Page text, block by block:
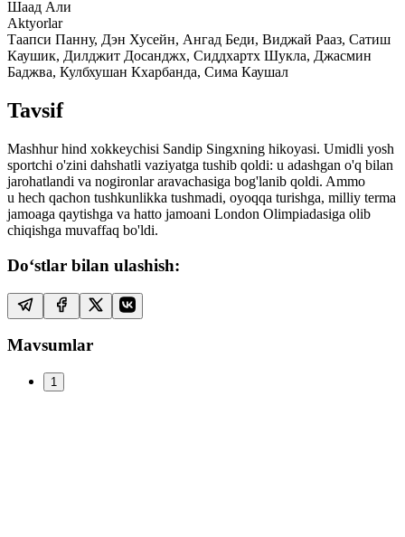
Шаад Али
Aktyorlar
Таапси Панну, Дэн Хусейн, Ангад Беди, Виджай Рааз, Сатиш
Каушик, Дилджит Досанджх, Сиддхартх Шукла, Джасмин
Баджва, Кулбхушан Кхарбанда, Сима Каушал
Tavsif
Mashhur hind xokkeychisi Sandip Singxning hikoyasi. Umidli yosh
sportchi o'zini dahshatli vaziyatga tushib qoldi: u adashgan o'q bilan
jarohatlandi va nogironlar aravachasiga bog'lanib qoldi. Ammo
u hech qachon tushkunlikka tushmadi, oyoqqa turishga, milliy terma
jamoaga qaytishga va hatto jamoani London Olimpiadasiga olib
chiqishga muvaffaq bo'ldi.
Do‘stlar bilan ulashish:
Mavsumlar
1